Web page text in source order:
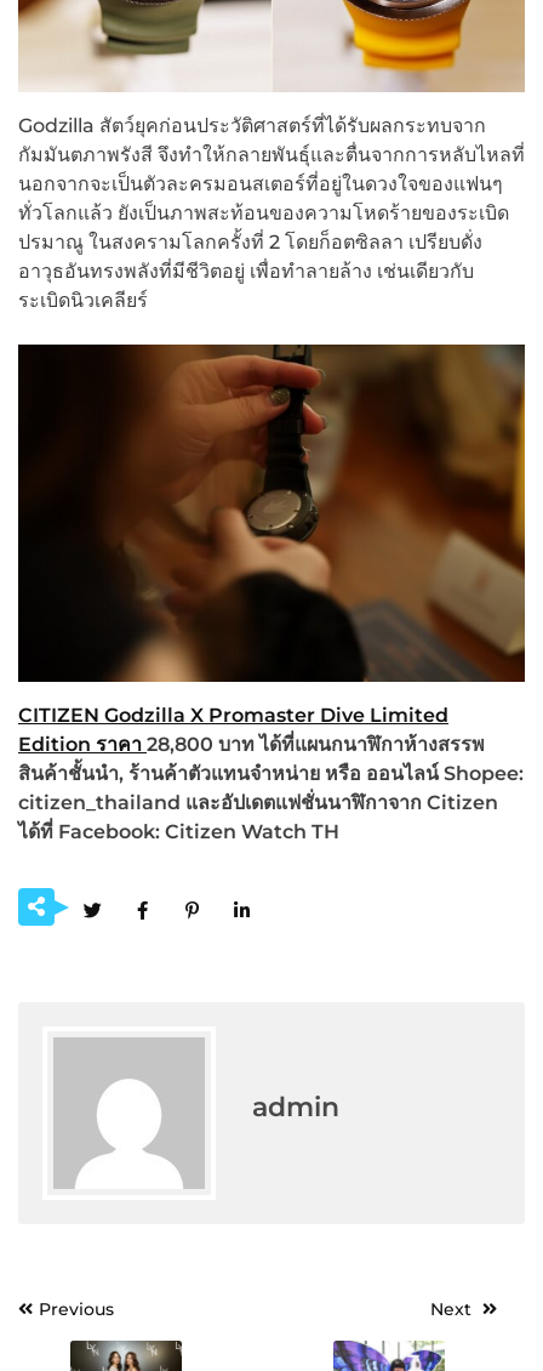
Godzilla สัตว์ยุคก่อนประวัติศาสตร์ที่ได้รับผลกระทบจาก
กัมมันตภาพรังสี จึงทำให้กลายพันธุ์และตื่นจากการหลับไหลที่
นอกจากจะเป็นตัวละครมอนสเตอร์ที่อยู่ในดวงใจของแฟนๆ
ทั่วโลกแล้ว ยังเป็นภาพสะท้อนของความโหดร้ายของระเบิด
ปรมาณู ในสงครามโลกครั้งที่ 2 โดยก็อตซิลลา เปรียบดั่ง
อาวุธอันทรงพลังที่มีชีวิตอยู่ เพื่อทำลายล้าง เช่นเดียวกับ
ระเบิดนิวเคลียร์
CITIZEN Godzilla X Promaster Dive Limited
Edition ราคา 28,800 บาทได้ที่แผนกนาฬิกาห้างสรรพ
สินค้าชั้นนำ, ร้านค้าตัวแทนจำหน่าย หรือ ออนไลน์Shopee:
citizen_thailand และอัปเดตแฟชั่นนาฬิกาจาก Citizen
ได้ที่ Facebook: Citizen Watch TH
admin
PostPrevious Next